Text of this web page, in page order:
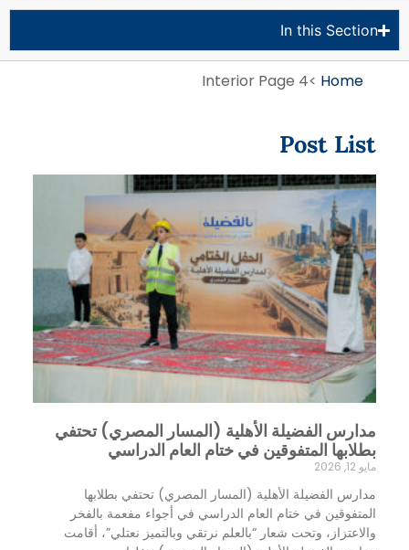
In this Section
Home
>
Interior Page 4
Post List
مدارس الفضيلة الأهلية (المسار المصري) تحتفي
بطلابها المتفوقين في ختام العام الدراسي
مايو 12, 2026
مدارس الفضيلة الأهلية (المسار المصري) تحتفي بطلابها
المتفوقين في ختام العام الدراسي في أجواء مفعمة بالفخر
والاعتزاز، وتحت شعار “بالعلم نرتقي وبالتميز نعتلي”، أقامت